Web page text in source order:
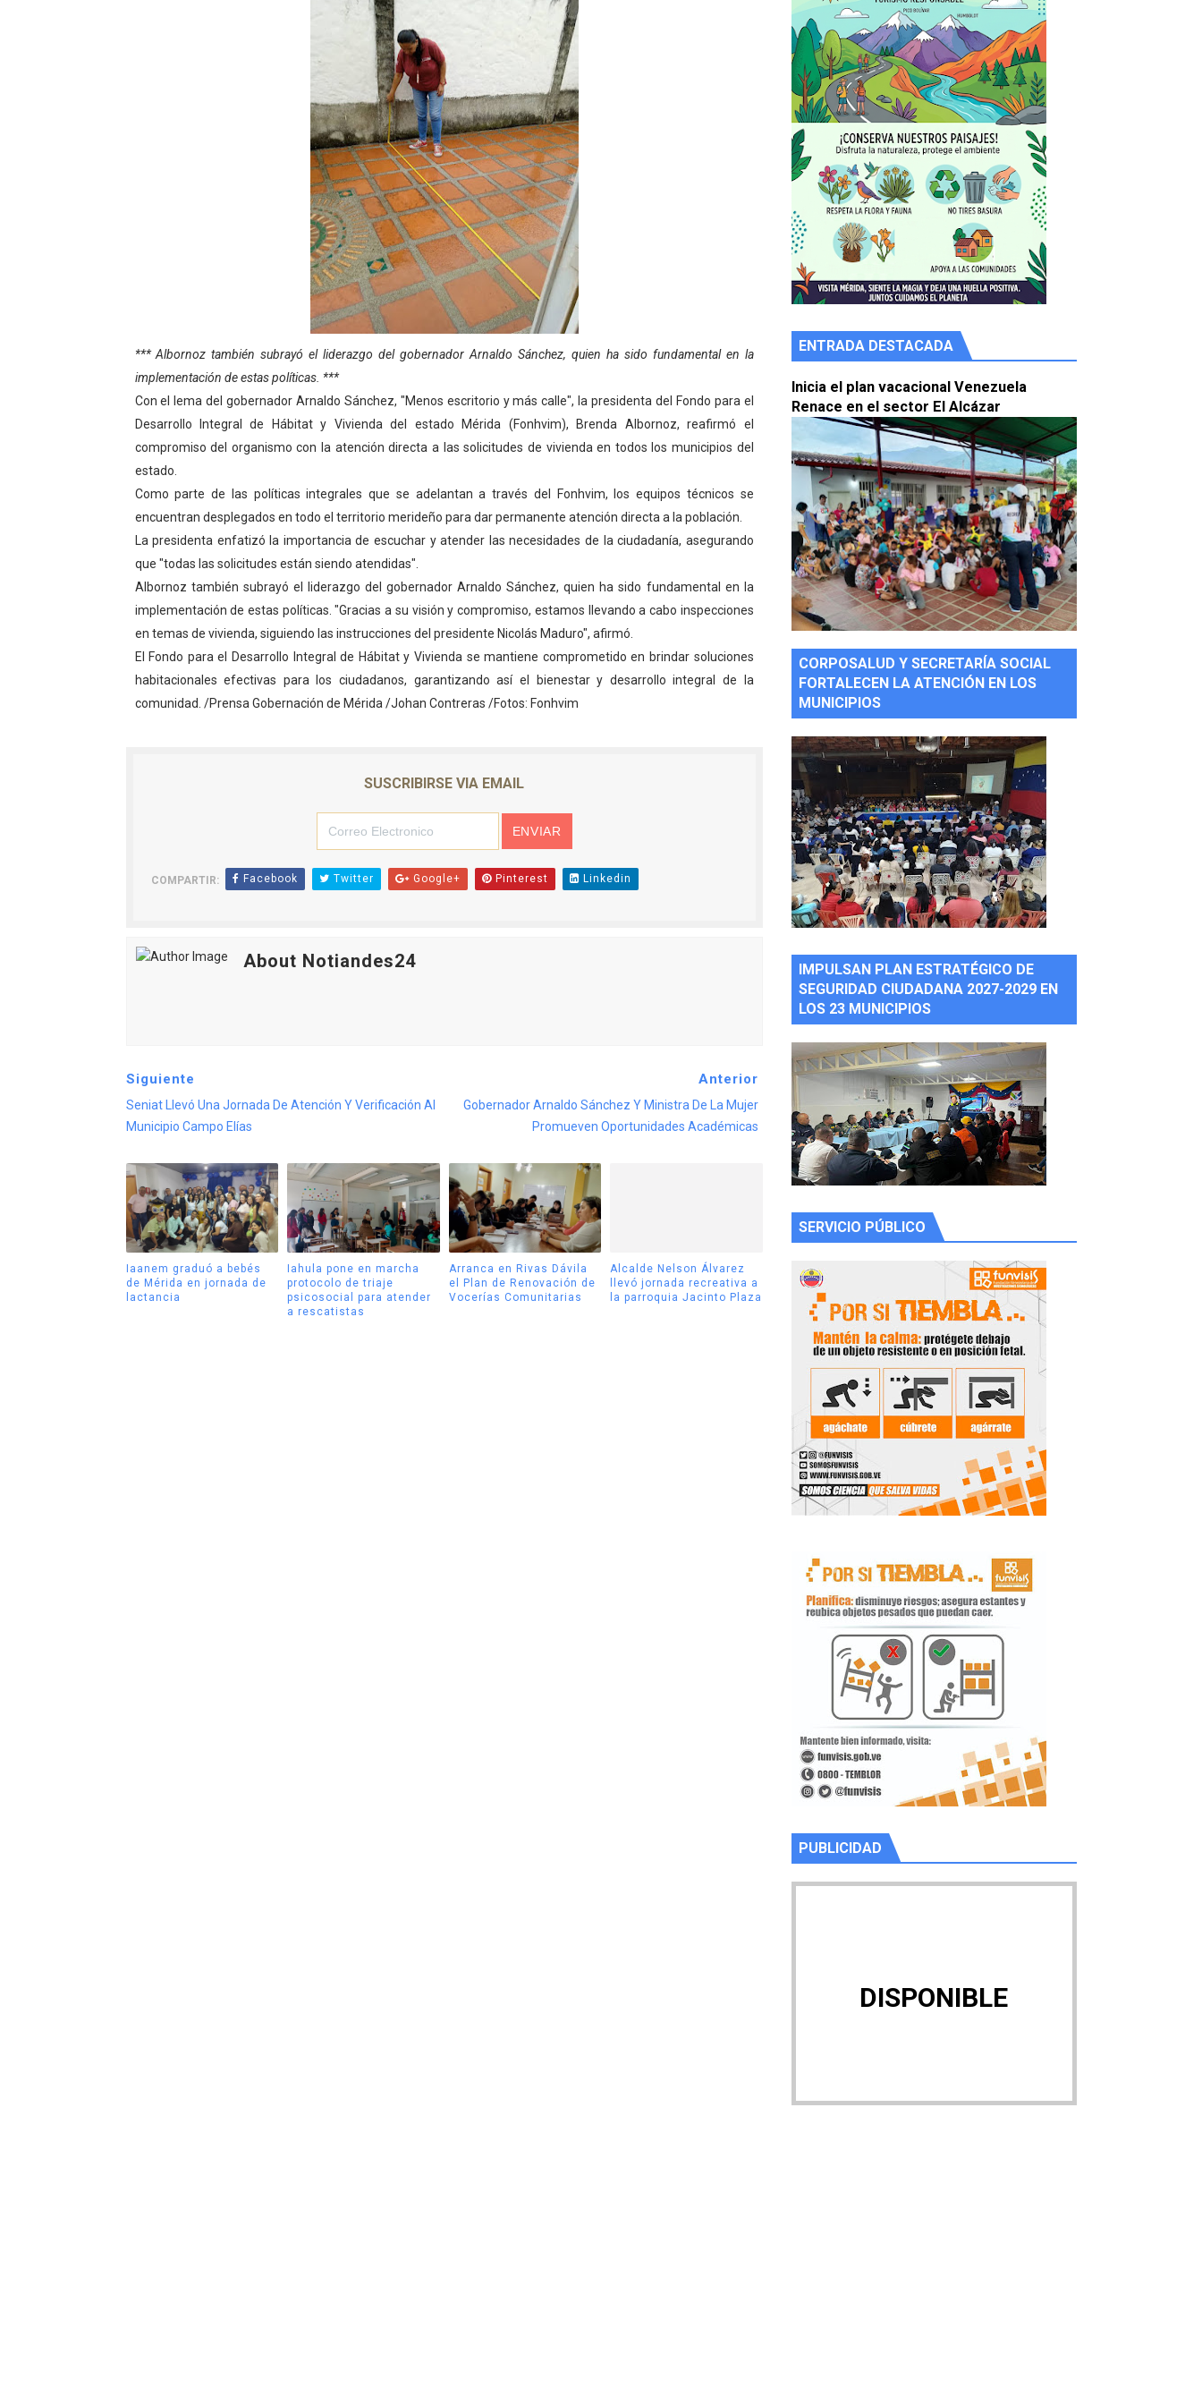
Fundacite Mérida dicta taller gratuito de electrónica básica para jóvenes
INN-Mérida celebró el Lacto grado para promover el inicio de una vida saludable
Impulsan plan estratégico de seguridad ciudadana 2027-2029 en los 23 municipios
Mérida impulsa desarrollo económico con taller de marcas y patentes
Fomficc consolida alianzas e impulsa la economía comunal en Mérida
Niños de Estudiantes de Mérida sembraron 110 árboles en su sede
Corposalud y Secretaría Social fortalecen la atención en los municipios
Inicia el plan vacacional Venezuela Renace en el sector El Alcázar
Expertos inspeccionan espacios del OAN para la instalación del detector Cherenkov de agua
Dictan MasterClass en el marco del Encuentro LAGO Venezuela, edición Mérida
Encuentro estadal fortalece la coordinación de políticas sociales en Mérida
Gobernador Arnaldo Sánchez apadrina a más de 993 nuevos bachilleres de Mérida
Plan Quirúrgico Regional llega a Pueblo Llano con la activación de dos quirófanos
*** Albornoz también subrayó el liderazgo del gobernador Arnaldo Sánchez, quien ha sido fundamental en la
implementación de estas políticas. ***
Con el lema del gobernador Arnaldo Sánchez, "Menos escritorio y más calle", la presidenta del Fondo para el
Desarrollo Integral de Hábitat y Vivienda del estado Mérida (Fonhvim), Brenda Albornoz, reafirmó el
compromiso del organismo con la atención directa a las solicitudes de vivienda en todos los municipios del
estado.
Como parte de las políticas integrales que se adelantan a través del Fonhvim, los equipos técnicos se
encuentran desplegados en todo el territorio merideño para dar permanente atención directa a la población.
La presidenta enfatizó la importancia de escuchar y atender las necesidades de la ciudadanía, asegurando
que "todas las solicitudes están siendo atendidas".
Albornoz también subrayó el liderazgo del gobernador Arnaldo Sánchez, quien ha sido fundamental en la
implementación de estas políticas. "Gracias a su visión y compromiso, estamos llevando a cabo inspecciones
en temas de vivienda, siguiendo las instrucciones del presidente Nicolás Maduro", afirmó.
El Fondo para el Desarrollo Integral de Hábitat y Vivienda se mantiene comprometido en brindar soluciones
habitacionales efectivas para los ciudadanos, garantizando así el bienestar y desarrollo integral de la
comunidad. /Prensa Gobernación de Mérida /Johan Contreras /Fotos: Fonhvim
SUSCRIBIRSE VIA EMAIL
COMPARTIR: Facebook Twitter Google+ Pinterest Linkedin
About Notiandes24
Siguiente
Seniat Llevó Una Jornada De Atención Y Verificación Al
Municipio Campo Elías
Anterior
Gobernador Arnaldo Sánchez Y Ministra De La Mujer
Promueven Oportunidades Académicas
Iaanem graduó a bebés
de Mérida en jornada de
lactancia
Iahula pone en marcha
protocolo de triaje
psicosocial para atender
a rescatistas
Arranca en Rivas Dávila
el Plan de Renovación de
Vocerías Comunitarias
Alcalde Nelson Álvarez
llevó jornada recreativa a
la parroquia Jacinto Plaza
ENTRADA DESTACADA
Inicia el plan vacacional Venezuela
Renace en el sector El Alcázar
CORPOSALUD Y SECRETARÍA SOCIAL
FORTALECEN LA ATENCIÓN EN LOS
MUNICIPIOS
IMPULSAN PLAN ESTRATÉGICO DE
SEGURIDAD CIUDADANA 2027-2029 EN
LOS 23 MUNICIPIOS
SERVICIO PÚBLICO
PUBLICIDAD
DISPONIBLE